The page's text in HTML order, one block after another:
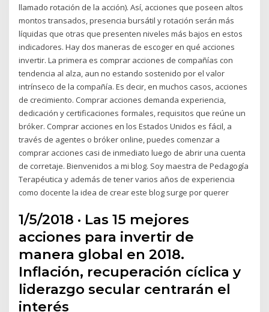
llamado rotación de la acción). Así, acciones que poseen altos
montos transados, presencia bursátil y rotación serán más
líquidas que otras que presenten niveles más bajos en estos
indicadores. Hay dos maneras de escoger en qué acciones
invertir. La primera es comprar acciones de compañías con
tendencia al alza, aun no estando sostenido por el valor
intrínseco de la compañía. Es decir, en muchos casos, acciones
de crecimiento. Comprar acciones demanda experiencia,
dedicación y certificaciones formales, requisitos que reúne un
bróker. Comprar acciones en los Estados Unidos es fácil, a
través de agentes o bróker online, puedes comenzar a
comprar acciones casi de inmediato luego de abrir una cuenta
de corretaje. Bienvenidos a mi blog. Soy maestra de Pedagogía
Terapéutica y además de tener varios años de experiencia
como docente la idea de crear este blog surge por querer
1/5/2018 · Las 15 mejores
acciones para invertir de
manera global en 2018.
Inflación, recuperación cíclica y
liderazgo secular centrarán el
interés